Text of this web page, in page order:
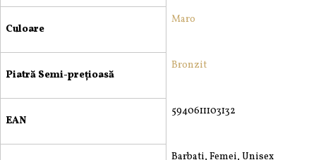
Culoare
Maro
Piatră Semi-prețioasă
Bronzit
EAN
5940611103132
Barbati, Femei, Unisex